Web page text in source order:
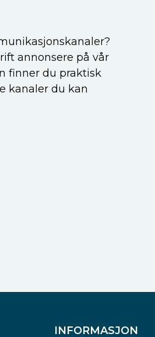
annonsere på vår
finner du praktisk
kanaler du kan
INFORMASJON